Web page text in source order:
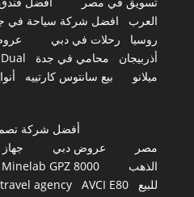
العرب
افضل شركة سياحة في
روسيا
رحلات في دبي
أذربيجان
محامي في جدة
ميلانو
بيع سانتوس كارتييه
أفضل شركة
مصر
عروض دبي
الذهب
Minelab GPZ 8000
للبيع
agency AVCI E80